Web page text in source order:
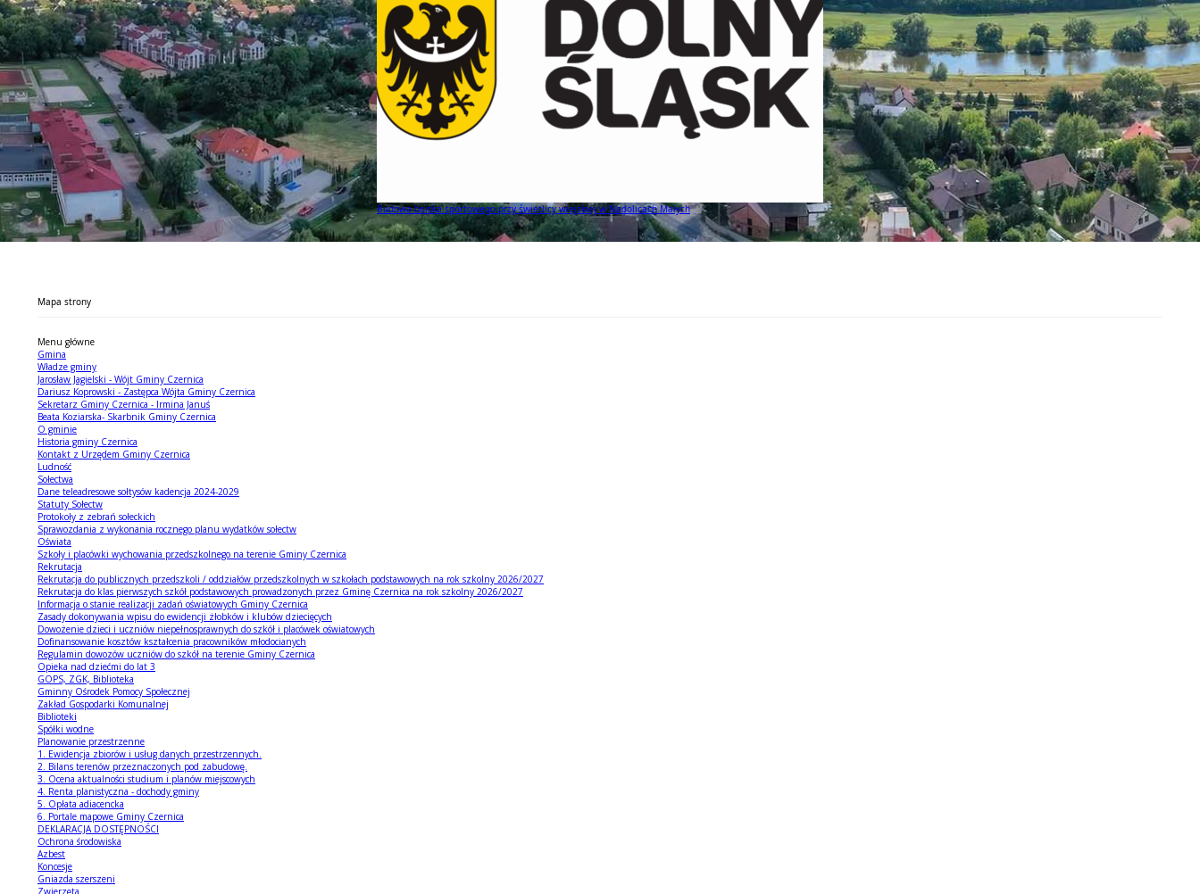
Budowa boiska sportowego przy świetlicy wiejskiej w Nadolicach Małych
Mapa strony
Menu główne
Gmina
Władze gminy
Jarosław Jagielski - Wójt Gminy Czernica
Dariusz Koprowski - Zastępca Wójta Gminy Czernica
Sekretarz Gminy Czernica - Irmina Januś
Beata Koziarska- Skarbnik Gminy Czernica
O gminie
Historia gminy Czernica
Kontakt z Urzędem Gminy Czernica
Ludność
Sołectwa
Dane teleadresowe sołtysów kadencja 2024-2029
Statuty Sołectw
Protokoły z zebrań sołeckich
Sprawozdania z wykonania rocznego planu wydatków sołectw
Oświata
Szkoły i placówki wychowania przedszkolnego na terenie Gminy Czernica
Rekrutacja
Rekrutacja do publicznych przedszkoli / oddziałów przedszkolnych w szkołach podstawowych na rok szkolny 2026/2027
Rekrutacja do klas pierwszych szkół podstawowych prowadzonych przez Gminę Czernica na rok szkolny 2026/2027
Informacja o stanie realizacji zadań oświatowych Gminy Czernica
Zasady dokonywania wpisu do ewidencji żłobków i klubów dziecięcych
Dowożenie dzieci i uczniów niepełnosprawnych do szkół i placówek oświatowych
Dofinansowanie kosztów kształcenia pracowników młodocianych
Regulamin dowozów uczniów do szkół na terenie Gminy Czernica
Opieka nad dziećmi do lat 3
GOPS, ZGK, Biblioteka
Gminny Ośrodek Pomocy Społecznej
Zakład Gospodarki Komunalnej
Biblioteki
Spółki wodne
Planowanie przestrzenne
1. Ewidencja zbiorów i usług danych przestrzennych.
2. Bilans terenów przeznaczonych pod zabudowę.
3. Ocena aktualności studium i planów miejscowych
4. Renta planistyczna - dochody gminy
5. Opłata adiacencka
6. Portale mapowe Gminy Czernica
DEKLARACJA DOSTĘPNOŚCI
Ochrona środowiska
Azbest
Koncesje
Gniazda szerszeni
Zwierzęta